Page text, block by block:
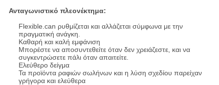
Ανταγωνιστικό πλεονέκτημα:
Flexible.can ρυθμίζεται και αλλάζεται σύμφωνα με την
πραγματική ανάγκη.
Καθαρή και καλή εμφάνιση
Μπορέστε να αποσυντεθείτε όταν δεν χρειάζεστε, και να
συγκεντρώσετε πάλι όταν απαιτείτε.
Ελεύθερο δείγμα
Τα προϊόντα ραφιών σωλήνων και η λύση σχεδίου παρείχαν
γρήγορα και ελεύθερα